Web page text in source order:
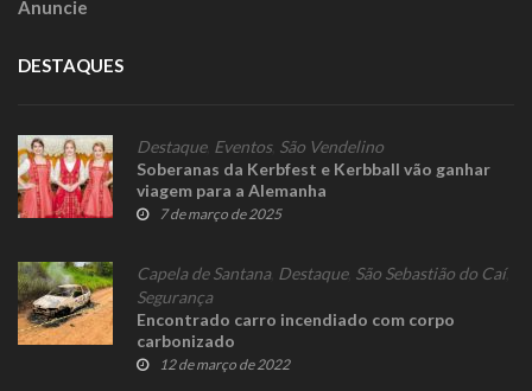
Anuncie
DESTAQUES
Destaque, Eventos, São Vendelino
Soberanas da Kerbfest e Kerbball vão ganhar
viagem para a Alemanha
7 de março de 2025
Capela de Santana, Destaque, São Sebastião do Caí,
Segurança
Encontrado carro incendiado com corpo
carbonizado
12 de março de 2022